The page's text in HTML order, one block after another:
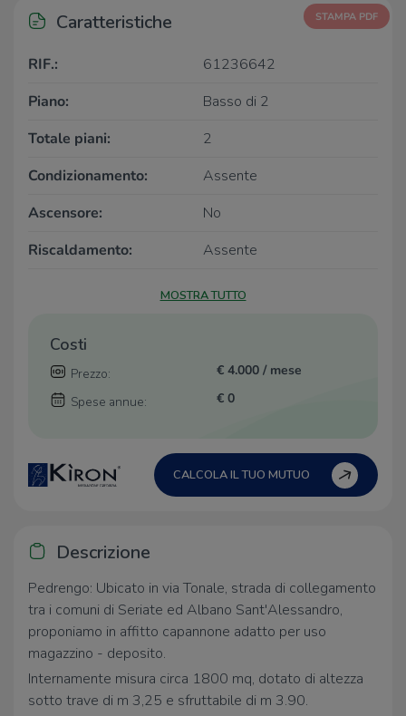
Caratteristiche STAMPA PDF
RIF.:
61236642
Piano:
Basso di 2
Totale piani:
2
Condizionamento:
Assente
Ascensore:
No
Riscaldamento:
Assente
MOSTRA TUTTO
Costi
Prezzo:
€ 4.000 / mese
Spese annue:
€ 0
CALCOLA IL TUO MUTUO
Descrizione
Pedrengo: Ubicato in via Tonale, strada di collegamento
tra i comuni di Seriate ed Albano Sant'Alessandro,
proponiamo in affitto capannone adatto per uso
magazzino - deposito.
Internamente misura circa 1800 mq, dotato di altezza
sotto trave di m 3,25 e sfruttabile di m 3.90.